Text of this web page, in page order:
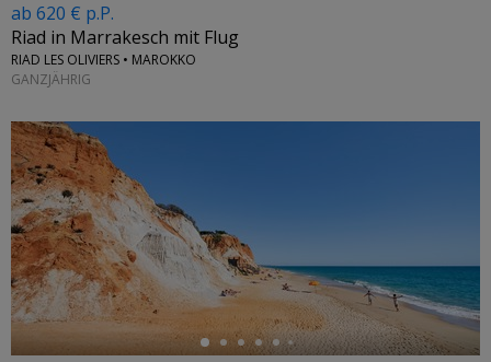
ab 620 € p.P.
Riad in Marrakesch mit Flug
RIAD LES OLIVIERS • MAROKKO
GANZJÄHRIG
←